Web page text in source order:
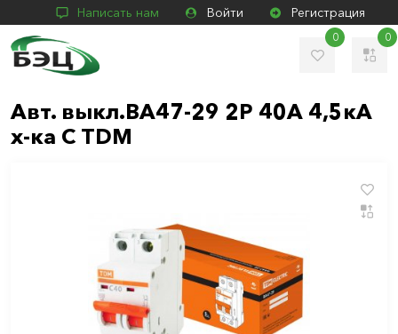
Написать нам Войти Регистрация
0 0
Авт. выкл.ВА47-29 2Р 40А 4,5кА
х-ка С TDM